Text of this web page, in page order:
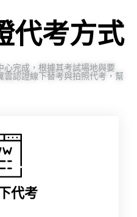
代考方式
心完成，根據其考試場地與要
認證線下替考與拍照代考，幫
代考